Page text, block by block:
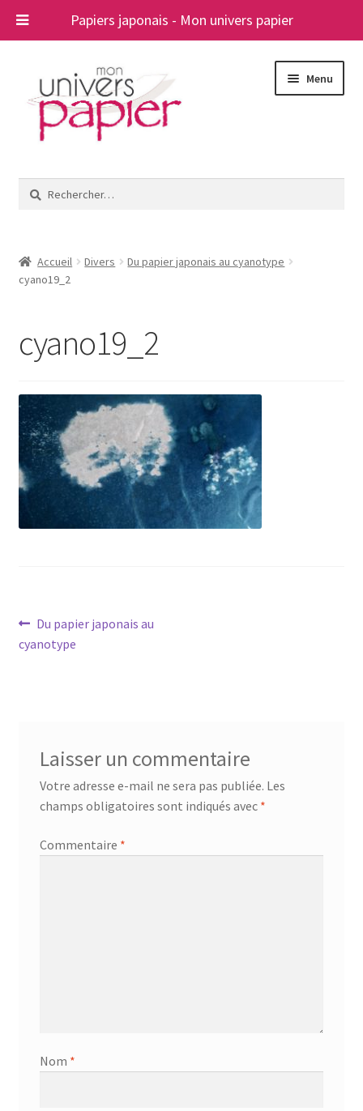
Papiers japonais - Mon univers papier
navigation
contenu
Menu
le
A propos
Rechercher :
Accueil Divers
Du papier japonais au cyanotype
cyano19_2
cyano19_2
Navigation
de
Article
précédent :
Du papier japonais au
cyanotype
Laisser un commentaire
Votre adresse e-mail ne sera pas publiée. Les
champs obligatoires sont indiqués avec *
Commentaire *
Nom *